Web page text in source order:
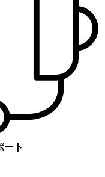
ート